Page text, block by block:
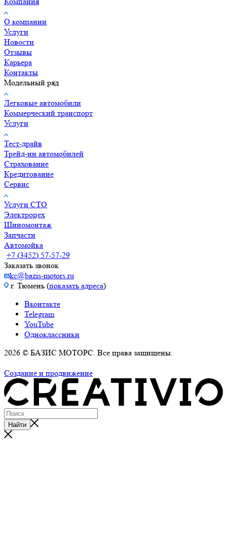
О компании
Услуги
Новости
Отзывы
Карьера
Контакты
Модельный ряд
Легковые автомобили
Коммерческий транспорт
Услуги
Тест-драйв
Трейд-ин автомобилей
Страхование
Кредитование
Сервис
Услуги СТО
Электроцех
Шиномонтаж
Запчасти
Автомойка
+7 (3452) 57-57-29
Заказать звонок
kc@bazis-motors.ru
г. Тюмень (показать адреса)
Вконтакте
Telegram
YouTube
Одноклассники
2026 © БАЗИС МОТОРС. Все права защищены.
Создание и продвижение
Найти